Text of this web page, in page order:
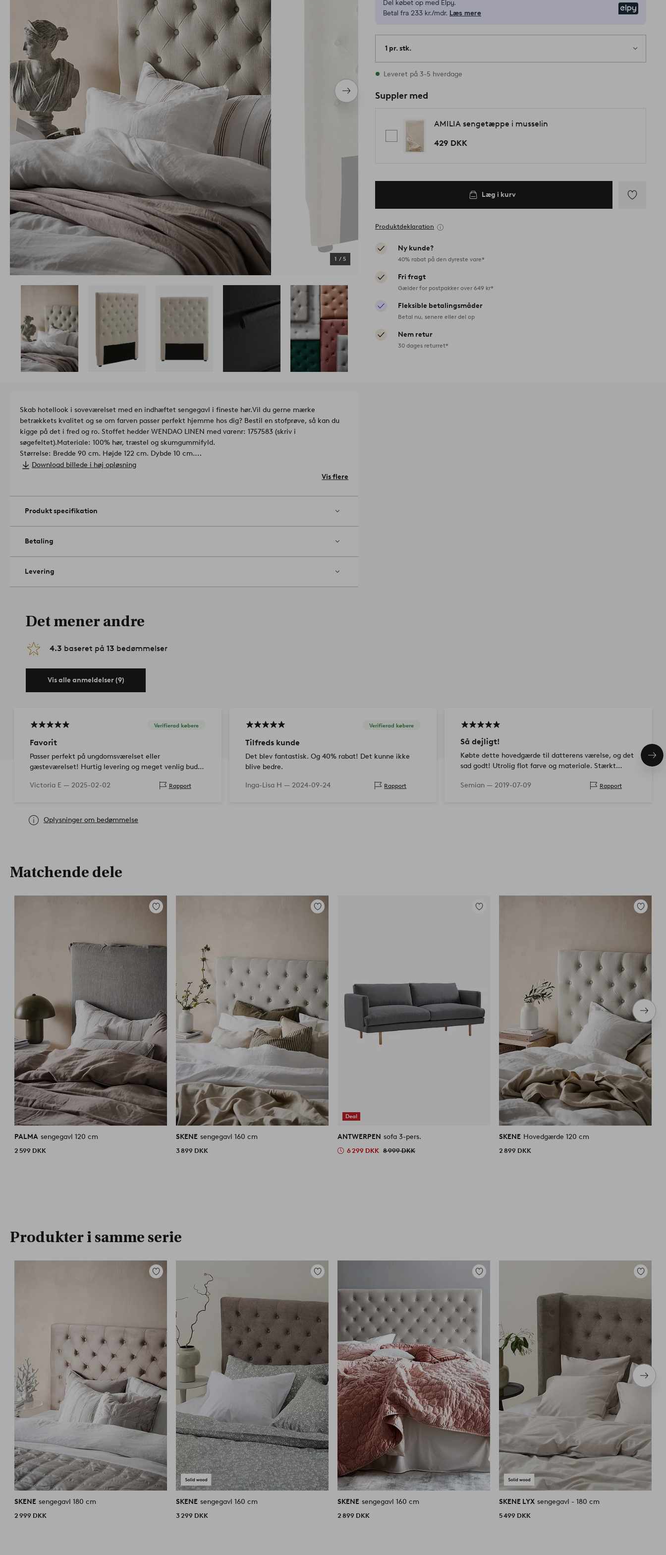
Næste
produkt
1 / 5
Del købet op med Elpy.
Betal fra 233 kr./mdr. Læs mere
1 pr. stk.
På lager
Leveret på 3-5 hverdage
Suppler med
AMILIA sengetæppe i musselin
429 DKK
Læg i kurv
Produktdeklaration
Ny kunde?
40% rabat på den dyreste vare*
Fri fragt
Gælder for postpakker over 649 kr*
Fleksible betalingsmåder
Betal nu, senere eller del op
Nem retur
30 dages returret*
Skab hotellook i soveværelset med en indhæftet sengegavl i fineste hør.Vil du gerne mærke
betrækkets kvalitet og se om farven passer perfekt hjemme hos dig? Bestil en stofprøve, så kan du
kigge på det i fred og ro. Stoffet hedder WENDAO LINEN med varenr: 1757583 (skriv i
søgefeltet).Materiale: 100% hør, træstel og skumgummifyld.
Størrelse: Bredde 90 cm. Højde 122 cm. Dybde 10 cm.
Beskrivelse: Fritstående gavl beklædt med hør og indhæftede betrukne knapper. Vægbeslag
Tip/råd: Foruden behagelig støtte til ryggen får du et blidere look med en polstret sengegavl. Gavlen
kræver ikke montering. Stil den blot mellem seng og væg.
Download billede i høj opløsning
Vis flere
Produkt specifikation
Betaling
Levering
Det mener andre
4.3 baseret på 13 bedømmelser
Vis alle anmeldelser (9)
Verifierad købere
Favorit
Passer perfekt på ungdomsværelset eller
gæsteværelset! Hurtig levering og meget venlig bud,
Victoria E — 2025-02-02 Rapport
Verifierad købere
Tilfreds kunde
Det blev fantastisk. Og 40% rabat! Det kunne ikke
blive bedre.
Inga-Lisa H — 2024-09-24 Rapport
Så dejligt!
Købte dette hovedgærde til datterens værelse, og det
sad godt! Utrolig flot farve og materiale. Stærkt
Semian — 2019-07-09 Rapport
Oplysninger om bedømmelse
Matchende dele
Tilføj
PALMA sengegavl 120 cm
2 599 DKK
Tilføj
SKENE sengegavl 160 cm
3 899 DKK
Deal
Tilføj
ANTWERPEN sofa 3-pers.
6 299 DKK 8 999 DKK
Tilføj
SKENE Hovedgærde 120 cm
2 899 DKK
Næste
Produkter i samme serie
Tilføj
SKENE sengegavl 180 cm
2 999 DKK
Tilføj
favoritter
SKENE sengegavl 160 cm
3 299 DKK
Tilføj
favoritter
SKENE sengegavl 160 cm
2 899 DKK
Tilføj
SKENE LYX sengegavl - 180 cm
5 499 DKK
Næste